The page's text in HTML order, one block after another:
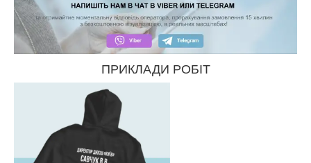
ПРИКЛАДИ РОБІТ